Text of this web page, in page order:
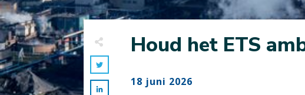
Houd het ETS
18 juni 2026